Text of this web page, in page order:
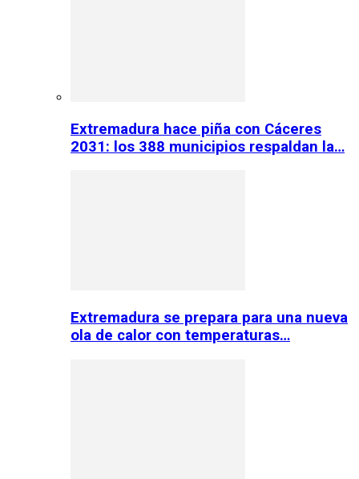
Extremadura hace piña con Cáceres
2031: los 388 municipios respaldan la…
Extremadura se prepara para una nueva
ola de calor con temperaturas…